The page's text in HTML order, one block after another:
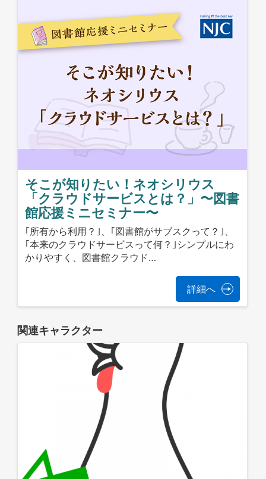
そこが知りたい！ネオシリウス
「クラウドサービスとは？」〜図書
館応援ミニセミナー〜
｢所有から利用？｣、｢図書館がサブスクって？｣、
｢本来のクラウドサービスって何？｣シンプルにわ
かりやすく、図書館クラウド…
詳細へ
関連キャラクター